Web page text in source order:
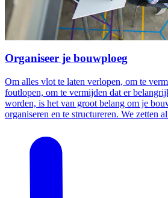
Organiseer je bouwploeg
Om alles vlot te laten verlopen, om te
foutlopen, om te vermijden dat er
worden, is het van groot belang om je
organiseren en te structureren. We zetten